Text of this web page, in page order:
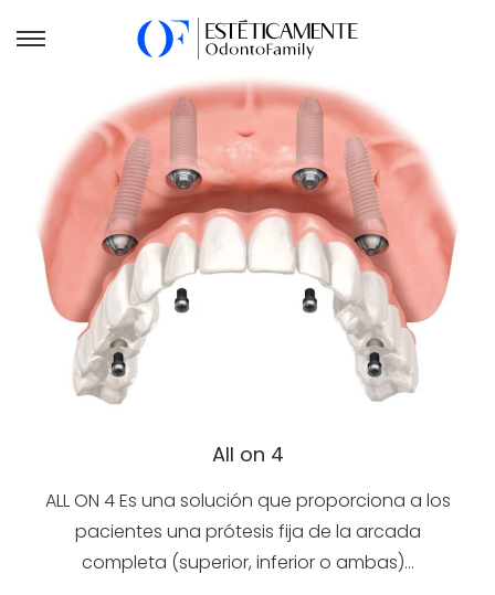
All on 4
ALL ON 4 Es una solución que proporciona a los
pacientes una prótesis fija de la arcada
completa (superior, inferior o ambas)…